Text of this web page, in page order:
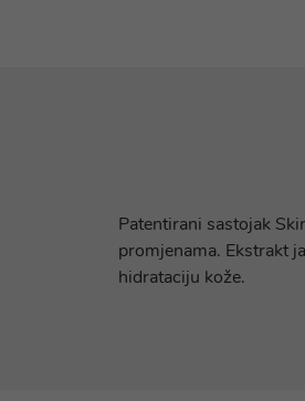
Patentirani sastojak
promjenama. Ekstrakt
hidrataciju kože.